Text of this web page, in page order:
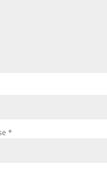
*